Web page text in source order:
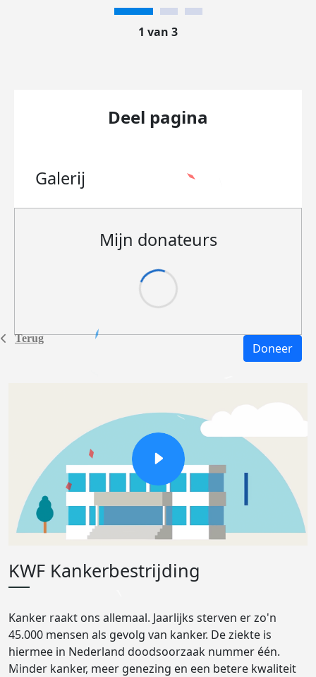
Terug
1 van 3
Deel pagina
Galerij
Mijn donateurs
Doneer
KWF Kankerbestrijding
Kanker raakt ons allemaal. Jaarlijks sterven er zo'n
45.000 mensen als gevolg van kanker. De ziekte is
hiermee in Nederland doodsoorzaak nummer één.
Minder kanker, meer genezing en een betere kwaliteit